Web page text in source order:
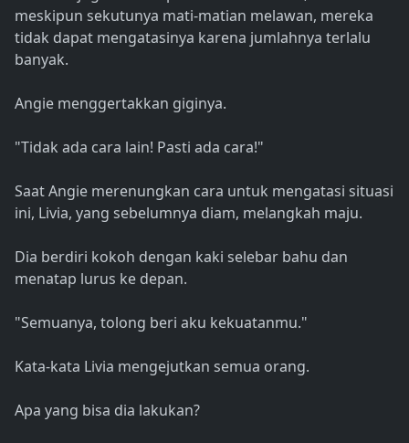
meskipun sekutunya mati-matian melawan, mereka
tidak dapat mengatasinya karena jumlahnya terlalu
banyak.
Angie menggertakkan giginya.
"Tidak ada cara lain! Pasti ada cara!"
Saat Angie merenungkan cara untuk mengatasi situasi
ini, Livia, yang sebelumnya diam, melangkah maju.
Dia berdiri kokoh dengan kaki selebar bahu dan
menatap lurus ke depan.
"Semuanya, tolong beri aku kekuatanmu."
Kata-kata Livia mengejutkan semua orang.
Apa yang bisa dia lakukan?